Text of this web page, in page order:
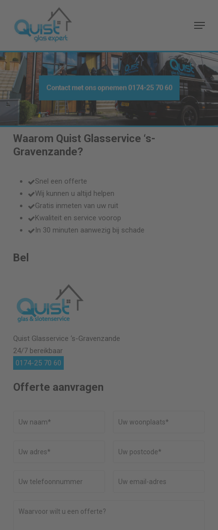
main
Menu
Contact met ons opnemen 0174-25 70 60
Waarom Quist Glasservice ‘s-
Gravenzande?
Snel een offerte
Wij kunnen u altijd helpen
Gratis inmeten van uw ruit
Kwaliteit en service voorop
In 30 minuten aanwezig bij schade
Bel
Quist Glasservice ‘s-Gravenzande
24/7 bereikbaar
0174-25 70 60
Offerte aanvragen